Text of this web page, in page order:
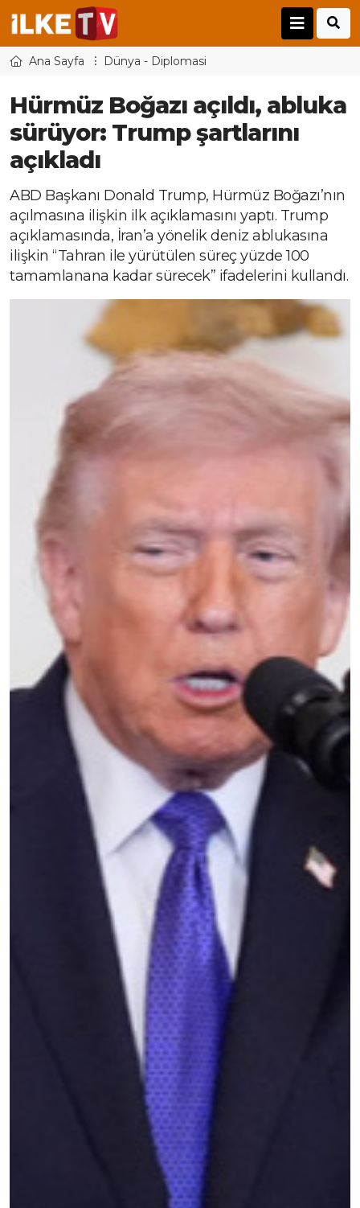
Ana Sayfa Dünya - Diplomasi
Hürmüz Boğazı açıldı, abluka
sürüyor: Trump şartlarını
açıkladı
ABD Başkanı Donald Trump, Hürmüz Boğazı’nın
açılmasına ilişkin ilk açıklamasını yaptı. Trump
açıklamasında, İran’a yönelik deniz ablukasına
ilişkin “Tahran ile yürütülen süreç yüzde 100
tamamlanana kadar sürecek” ifadelerini kullandı.